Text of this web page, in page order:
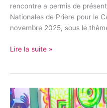
rencontre a permis de
Nationales de Prière pour le
novembre 2025, sous le
Lire la suite »
E-